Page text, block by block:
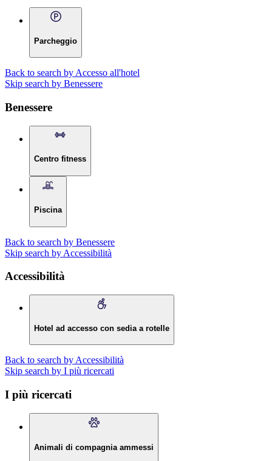
Parcheggio
Back to search by Accesso all'hotel
Skip search by Benessere
Benessere
Centro fitness
Piscina
Back to search by Benessere
Skip search by Accessibilità
Accessibilità
Hotel ad accesso con sedia a rotelle
Back to search by Accessibilità
Skip search by I più ricercati
I più ricercati
Animali di compagnia ammessi